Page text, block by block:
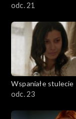
odc. 21
Wspaniałe stulecie
odc. 23